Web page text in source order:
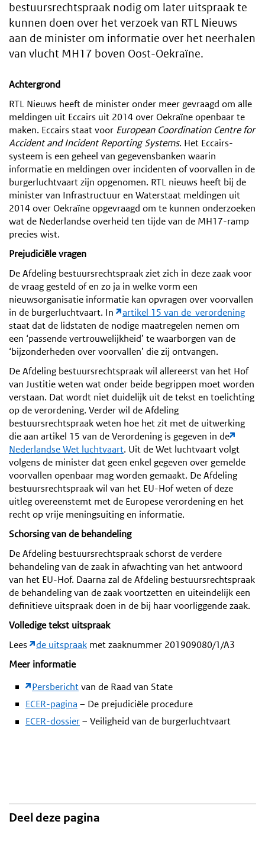
bestuursrechtspraak nodig om later uitspraak te
kunnen doen over het verzoek van RTL Nieuws
aan de minister om informatie over het neerhalen
van vlucht MH17 boven Oost-Oekraïne.
Achtergrond
RTL Nieuws heeft de minister onder meer gevraagd om alle
meldingen uit Eccairs uit 2014 over Oekraïne openbaar te
maken. Eccairs staat voor European Coordination Centre for
Accident and Incident Reporting Systems. Het Eccairs-
systeem is een geheel van gegevensbanken waarin
informatie en meldingen over incidenten of voorvallen in de
burgerluchtvaart zijn opgenomen. RTL nieuws heeft bij de
minister van Infrastructuur en Waterstaat meldingen uit
2014 over Oekraïne opgevraagd om te kunnen onderzoeken
wat de Nederlandse overheid ten tijde van de MH17-ramp
precies wist.
Prejudiciële vragen
De Afdeling bestuursrechtspraak ziet zich in deze zaak voor
de vraag gesteld of en zo ja in welke vorm een
nieuwsorganisatie informatie kan opvragen over voorvallen
in de burgerluchtvaart. In
artikel 15 van de verordening
staat dat de lidstaten de nodige maatregelen nemen om
een ‘passende vertrouwelijkheid’ te waarborgen van de
‘bijzonderheden over voorvallen’ die zij ontvangen.
De Afdeling bestuursrechtspraak wil allereerst van het Hof
van Justitie weten wat onder beide begrippen moet worden
verstaan. Dat wordt niet duidelijk uit de tekst en toelichting
op de verordening. Verder wil de Afdeling
bestuursrechtspraak weten hoe het zit met de uitwerking
die aan artikel 15 van de Verordening is gegeven in de
Nederlandse Wet luchtvaart. Uit de Wet luchtvaart volgt
volgens de minister dat geen enkel gegeven over gemelde
voorvallen openbaar mag worden gemaakt. De Afdeling
bestuursrechtspraak wil van het EU-Hof weten of deze
uitleg overeenstemt met de Europese verordening en het
recht op vrije meningsuiting en informatie.
Schorsing van de behandeling
De Afdeling bestuursrechtspraak schorst de verdere
behandeling van de zaak in afwachting van het antwoord
van het EU-Hof. Daarna zal de Afdeling bestuursrechtspraak
de behandeling van de zaak voortzetten en uiteindelijk een
definitieve uitspraak doen in de bij haar voorliggende zaak.
Volledige tekst uitspraak
Lees
de uitspraak met zaaknummer 201909080/1/A3
Meer informatie
Persberichtvan de Raad van State
ECER-pagina – De prejudiciële procedure
ECER-dossier– Veiligheid van de burgerluchtvaart
Deel deze pagina